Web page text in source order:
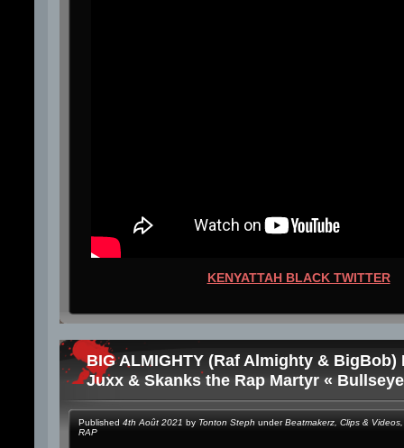
KENYATTAH BLACK TWITTER
BIG ALMIGHTY (Raf Almighty & BigBob)
Juxx & Skanks the Rap Martyr «
Published 4th Août 2021 by Tonton Steph underBeatmakerz Clips & Videos
RAP